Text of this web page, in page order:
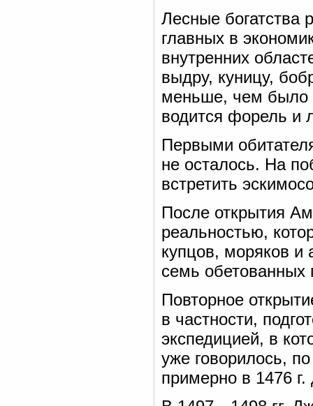
Лесные богатства
главных в
внутренних
выдру, куницу,
меньше, чем было
водится форель и
Первыми
не осталось. На
встретить
После открытия
реальностью,
купцов, моряков
семь обетованных
Повторное
в частности,
экспедицией, в
уже говорилось,
примерно в 1476